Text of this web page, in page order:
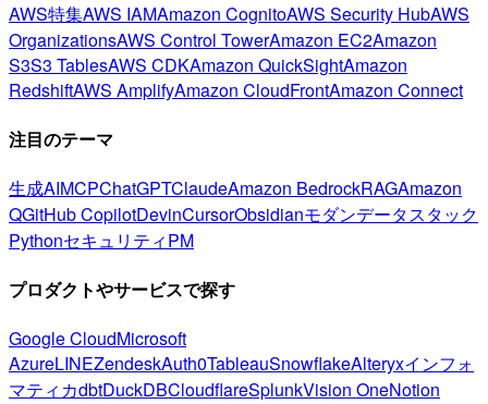
AWS特集AWS IAMAmazon CognitoAWS Security HubAWS
OrganizationsAWS Control TowerAmazon EC2Amazon
S3S3 TablesAWS CDKAmazon QuickSightAmazon
RedshiftAWS AmplifyAmazon CloudFrontAmazon Connect
注目のテーマ
生成AIMCPChatGPTClaudeAmazon BedrockRAGAmazon
QGitHub CopilotDevinCursorObsidianモダンデータスタック
PythonセキュリティPM
プロダクトやサービスで探す
Google CloudMicrosoft
AzureLINEZendeskAuth0TableauSnowflakeAlteryxインフォ
マティカdbtDuckDBCloudflareSplunkVision OneNotion